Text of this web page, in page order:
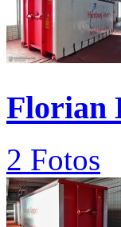
Florian
2 Fotos